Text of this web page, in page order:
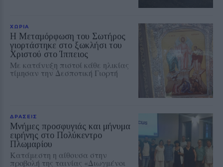
ΧΩΡΙΑ
Η Μεταμόρφωση του Σωτήρος
γιορτάστηκε στο ξωκλήσι του
Χριστού στο Ίππειος
Με κατάνυξη πιστοί κάθε ηλικίας
τίμησαν την Δεσποτική Γιορτή
ΔΡΑΣΕΙΣ
Μνήμες προσφυγιάς και μήνυμα
ειρήνης στο Πολύκεντρο
Πλωμαρίου
Κατάμεστη η αίθουσα στην
προβολή της ταινίας «Διωγμένοι